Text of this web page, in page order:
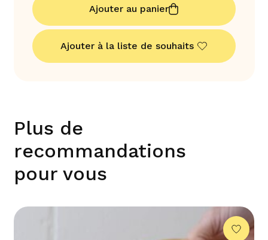
Ajouter au panier
Ajouter à la liste de souhaits
Plus de
recommandations
pour vous